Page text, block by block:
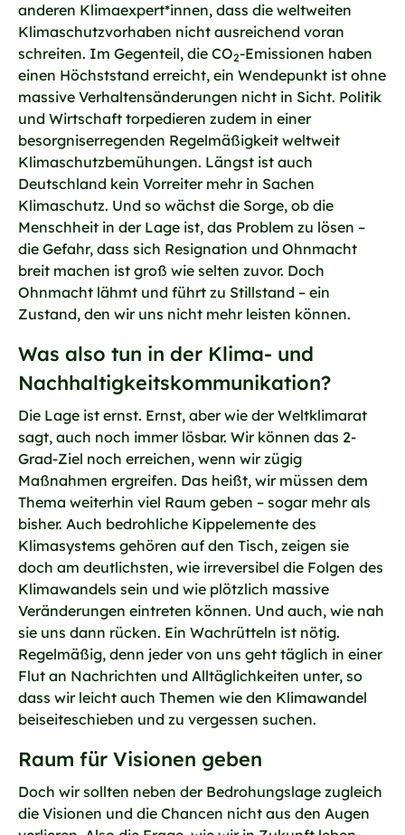
anderen Klimaexpert*innen, dass die weltweiten
Klimaschutzvorhaben nicht ausreichend voran
schreiten. Im Gegenteil, die CO2-Emissionen haben
einen Höchststand erreicht, ein Wendepunkt ist ohne
massive Verhaltensänderungen nicht in Sicht. Politik
und Wirtschaft torpedieren zudem in einer
besorgniserregenden Regelmäßigkeit weltweit
Klimaschutzbemühungen. Längst ist auch
Deutschland kein Vorreiter mehr in Sachen
Klimaschutz. Und so wächst die Sorge, ob die
Menschheit in der Lage ist, das Problem zu lösen –
die Gefahr, dass sich Resignation und Ohnmacht
breit machen ist groß wie selten zuvor. Doch
Ohnmacht lähmt und führt zu Stillstand – ein
Zustand, den wir uns nicht mehr leisten können.
Was also tun in der Klima- und
Nachhaltigkeitskommunikation?
Die Lage ist ernst. Ernst, aber wie der Weltklimarat
sagt, auch noch immer lösbar. Wir können das 2-
Grad-Ziel noch erreichen, wenn wir zügig
Maßnahmen ergreifen. Das heißt, wir müssen dem
Thema weiterhin viel Raum geben – sogar mehr als
bisher. Auch bedrohliche Kippelemente des
Klimasystems gehören auf den Tisch, zeigen sie
doch am deutlichsten, wie irreversibel die Folgen des
Klimawandels sein und wie plötzlich massive
Veränderungen eintreten können. Und auch, wie nah
sie uns dann rücken. Ein Wachrütteln ist nötig.
Regelmäßig, denn jeder von uns geht täglich in einer
Flut an Nachrichten und Alltäglichkeiten unter, so
dass wir leicht auch Themen wie den Klimawandel
beiseiteschieben und zu vergessen suchen.
Raum für Visionen geben
Doch wir sollten neben der Bedrohungslage zugleich
die Visionen und die Chancen nicht aus den Augen